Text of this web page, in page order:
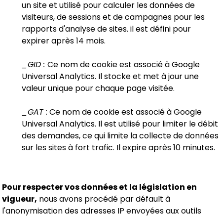
un site et utilisé pour calculer les données de
visiteurs, de sessions et de campagnes pour les
rapports d'analyse de sites. il est défini pour
expirer après 14 mois.
_GID : Ce nom de cookie est associé à Google
Universal Analytics. Il stocke et met à jour une
valeur unique pour chaque page visitée.
_GAT : Ce nom de cookie est associé à Google
Universal Analytics. Il est utilisé pour limiter le débit
des demandes, ce qui limite la collecte de données
sur les sites à fort trafic. Il expire après 10 minutes.
Pour respecter vos données et la législation en
vigueur, nous avons procédé par défault à
l'anonymisation des adresses IP envoyées aux outils